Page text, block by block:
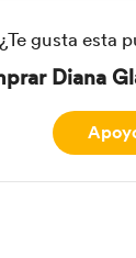
¿Te gusta esta
Diana